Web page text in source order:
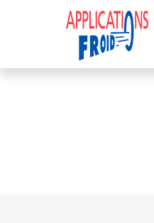
Panneau de gestion des cookies